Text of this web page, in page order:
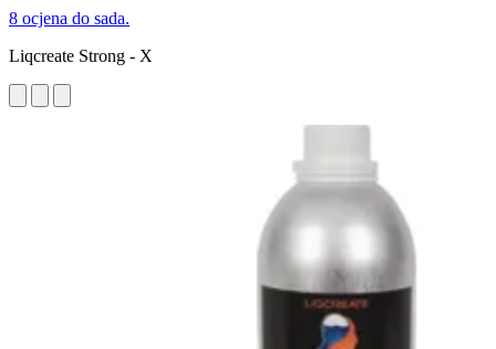
8 ocjena do sada.
Liqcreate Strong - X